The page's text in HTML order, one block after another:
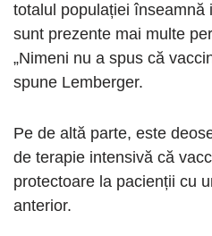
totalul populației înseamnă
sunt prezente mai multe
„Nimeni nu a spus că
spune Lemberger.
Pe de altă parte, este
de terapie intensivă că
protectoare la pacienții cu
anterior.